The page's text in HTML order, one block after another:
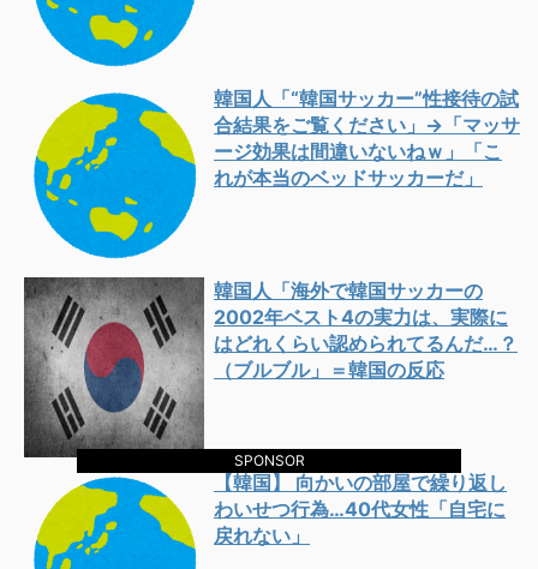
SPONSOR
韓国人「“韓国サッカー”性接待の試
合結果をご覧ください」→「マッサ
ージ効果は間違いないねｗ」「こ
れが本当のベッドサッカーだ」
韓国人「海外で韓国サッカーの
2002年ベスト4の実力は、実際に
はどれくらい認められてるんだ…？
（ブルブル」＝韓国の反応
【韓国】 向かいの部屋で繰り返し
わいせつ行為…40代女性「自宅に
戻れない」